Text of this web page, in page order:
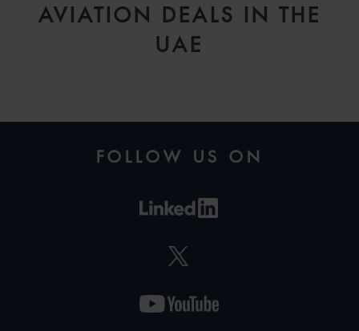
AVIATION DEALS IN THE
UAE
FOLLOW US ON